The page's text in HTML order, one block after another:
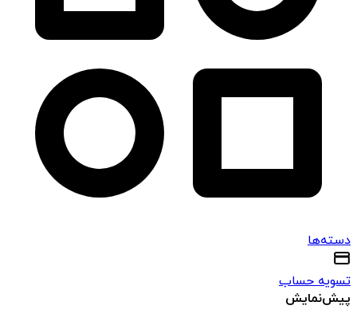
دسته‌ها
تسویه حساب
پیش‌نمایش